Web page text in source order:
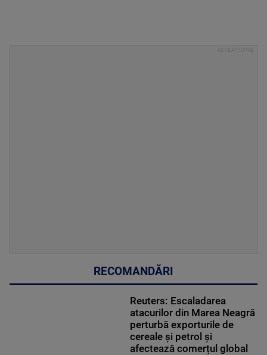
RECOMANDĂRI
Reuters: Escaladarea
atacurilor din Marea Neagră
perturbă exporturile de
cereale și petrol și
afectează comerțul global